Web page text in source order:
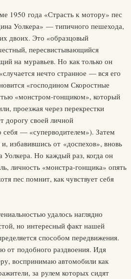
1950 года «Страсть к мотору» пес
Уолкера» — типичного пешехода,
двоих. Это «образцовый
пересвистывающийся
на муравьев. Но как только он
нечто странное — вся его
«господином Скоростные
«монстром-гонщиком», который
проезжая через перекрестки
дорогу своей личной
себя — «суперводителем»). Затем
избавившись от «доспехов», вновь
Уолкера. Но каждый раз, когда он
личность «монстра-гонщика» опять
пес помнит, как чувствует себя
удалось наглядно
но интересный факт нашей
способом передвижения.
от подобного раздвоения. Идя
воспринимаю автомобили как
за рулем которых сидят